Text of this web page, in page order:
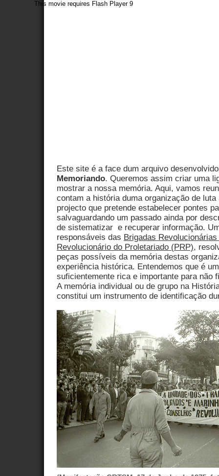
This movie requires Flash Player 9
Este site é a face dum arquivo
Memoriando. Queremos assim criar uma
mostrar a nossa memória. Aqui, vamos
contam a história duma organização de
projecto que pretende estabelecer pontes
salvaguardando um passado ainda por
de sistematizar e recuperar informação.
responsáveis das Brigadas
Revolucionário do Proletariado (PRP),
peças possíveis da memória destas
experiência histórica. Entendemos que é
suficientemente rica e importante para não
A memória individual ou de grupo na
constitui um instrumento de identificação